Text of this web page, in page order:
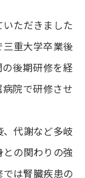
ただきました
重大学卒業後
後期研修を経
院で研修させ
代謝など多岐
の関わりの強
は腎臓疾患の